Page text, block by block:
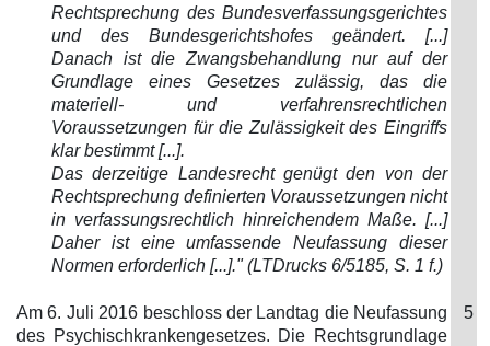
Rechtsprechung des Bundesverfassungsgerichtes
und des Bundesgerichtshofes geändert. [...]
Danach ist die Zwangsbehandlung nur auf der
Grundlage eines Gesetzes zulässig, das die
materiell- und verfahrensrechtlichen
Voraussetzungen für die Zulässigkeit des Eingriffs
klar bestimmt [...].
Das derzeitige Landesrecht genügt den von der
Rechtsprechung definierten Voraussetzungen nicht
in verfassungsrechtlich hinreichendem Maße. [...]
Daher ist eine umfassende Neufassung dieser
Normen erforderlich [...]." (LTDrucks 6/5185, S. 1 f.)
Am 6. Juli 2016 beschloss der Landtag die Neufassung
des Psychischkrankengesetzes. Die Rechtsgrundlage
5